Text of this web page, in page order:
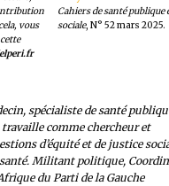
vous
Cahiers de santé
sociale, N° 52 mars 2025.
spécialiste de santé
comme chercheur et
d’équité et de justice
santé. Militant politique,
du Parti de la Gauche